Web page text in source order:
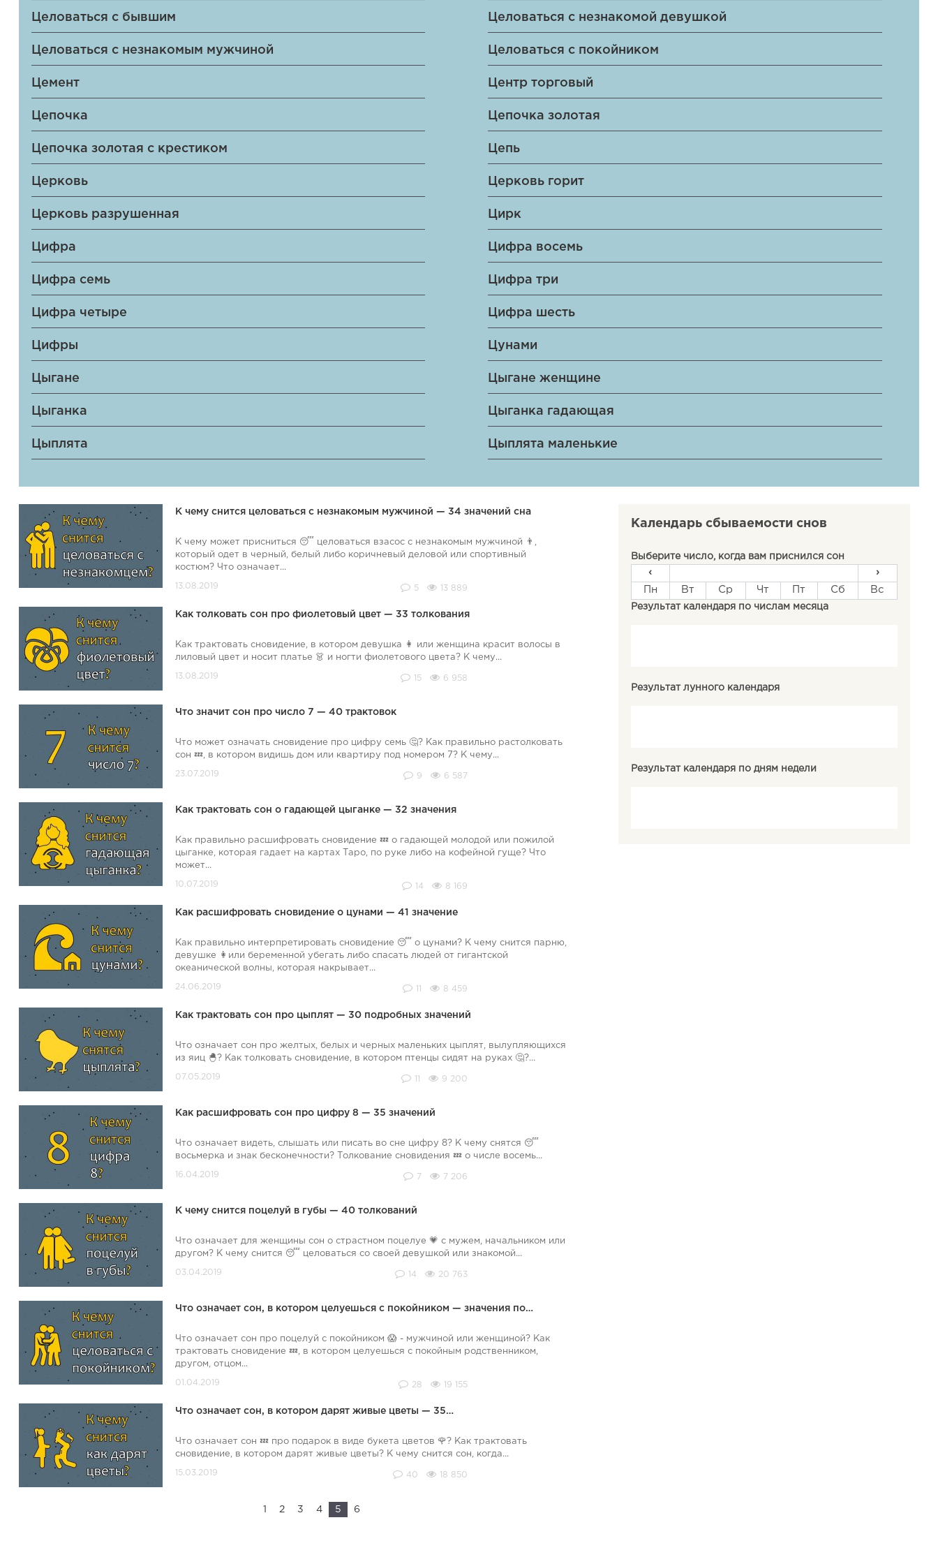
Целоваться с бывшим Целоваться с незнакомой девушкой
Целоваться с незнакомым мужчиной Целоваться с покойником
Цемент Центр торговый
Цепочка Цепочка золотая
Цепочка золотая с крестиком Цепь
Церковь Церковь горит
Церковь разрушенная Цирк
Цифра Цифра восемь
Цифра семь Цифра три
Цифра четыре Цифра шесть
Цифры Цунами
Цыгане Цыгане женщине
Цыганка Цыганка гадающая
Цыплята Цыплята маленькие
К чему снится целоваться с незнакомым мужчиной — 34 значений сна
К чему может присниться 😴 целоваться взасос с незнакомым мужчиной 👨,
который одет в черный, белый либо коричневый деловой или спортивный
костюм? Что означает...
5 13 889
Как толковать сон про фиолетовый цвет — 33 толкования
Как трактовать сновидение, в котором девушка 👩 или женщина красит волосы в
лиловый цвет и носит платье 👗 и ногти фиолетового цвета? К чему...
15 6 958
Что значит сон про число 7 — 40 трактовок
Что может означать сновидение про цифру семь 🤔? Как правильно растолковать
сон 💤, в котором видишь дом или квартиру под номером 7? К чему...
9 6 587
Как трактовать сон о гадающей цыганке — 32 значения
Как правильно расшифровать сновидение 💤 о гадающей молодой или пожилой
цыганке, которая гадает на картах Таро, по руке либо на кофейной гуще? Что
может...
14 8 169
Как расшифровать сновидение о цунами — 41 значение
Как правильно интерпретировать сновидение 😴 о цунами? К чему снится парню,
девушке 👩или беременной убегать либо спасать людей от гигантской
океанической волны, которая накрывает...
8 459
Как трактовать сон про цыплят — 30 подробных значений
Что означает сон про желтых, белых и черных маленьких цыплят, вылупляющихся
из яиц 🐣? Как толковать сновидение, в котором птенцы сидят на руках 🤔?...
9 200
Как расшифровать сон про цифру 8 — 35 значений
Что означает видеть, слышать или писать во сне цифру 8? К чему снятся 😴
восьмерка и знак бесконечности? Толкование сновидения 💤 о числе восемь...
7 7 206
К чему снится поцелуй в губы — 40 толкований
Что означает для женщины сон о страстном поцелуе 💗 с мужем, начальником или
другом? К чему снится 😴 целоваться со своей девушкой или знакомой...
14 20 763
Что означает сон, в котором целуешься с покойником — значения по…
Что означает сон про поцелуй с покойником 😱 - мужчиной или женщиной? Как
трактовать сновидение 💤, в котором целуешься с покойным родственником,
другом, отцом...
28 19 155
Что означает сон, в котором дарят живые цветы — 35…
Что означает сон 💤 про подарок в виде букета цветов 🌹? Как трактовать
сновидение, в котором дарят живые цветы? К чему снится сон, когда...
40 18 850
1 2 3 4 5 6
Календарь сбываемости снов
Выберите число, когда вам приснился сон
‹
›
Пн
Вт Ср Чт Пт Сб Вс
Результат календаря по числам месяца
Результат лунного календаря
Результат календаря по дням недели